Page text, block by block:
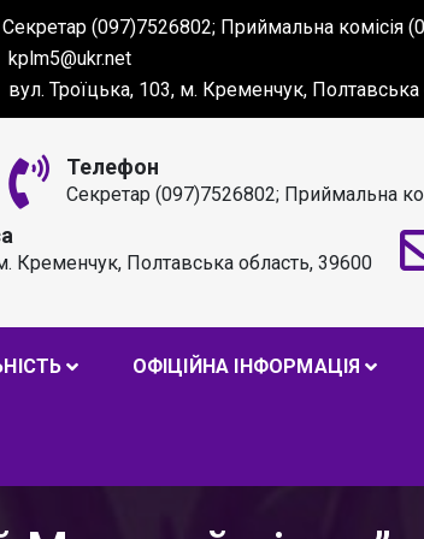
Секретар (097)7526802; Приймальна комісія
kplm5@ukr.net
вул. Троїцька, 103, м. Кременчук, Полтавська
ІМ. А. С.
Телефон
Секретар (097)7526802; Приймальна
Кременчук, Полтавська область, 39600
ОФІЦІЙНА ІНФОРМАЦІЯ